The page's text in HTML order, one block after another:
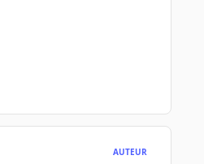
AUTEUR